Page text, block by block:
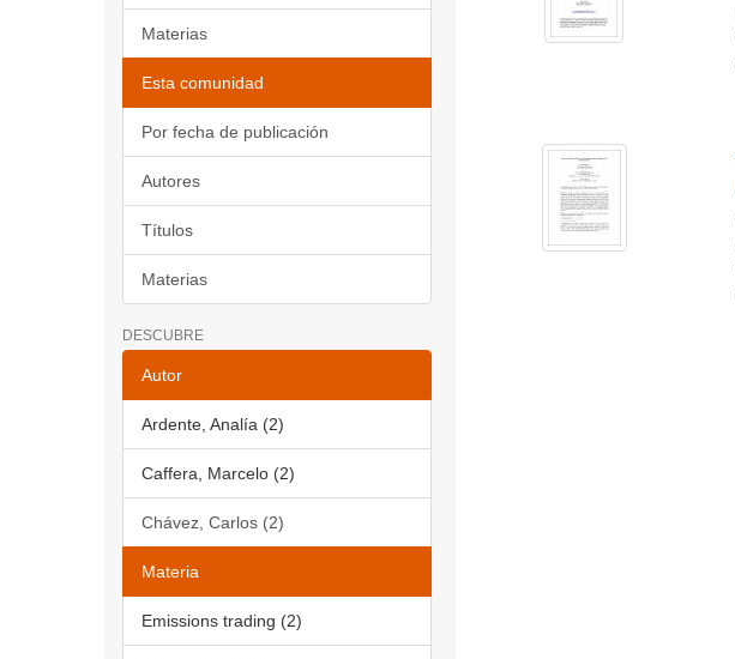
Materias
Esta comunidad
Por fecha de publicación
Autores
Títulos
Materias
DESCUBRE
Autor
Ardente, Analía (2)
Caffera, Marcelo (2)
Chávez, Carlos (2)
Materia
Emissions trading (2)